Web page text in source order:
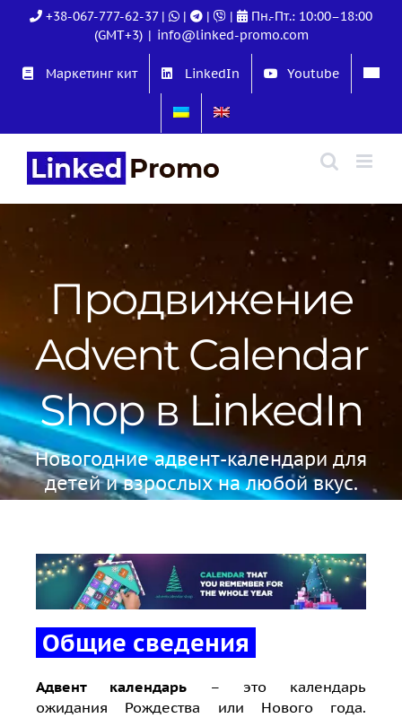
+38-067-777-62-37 | | | |
Пн.-Пт.: 10:00–18:00
(GMT+3) | info@linked-promo.com
Маркетинг кит LinkedIn Youtube
Продвижение
Advent Calendar
Shop в LinkedIn
Новогодние адвент-календари для
детей и взрослых на любой вкус.
Общие сведения
Адвент календарь– это календарь
ожидания Рождества или Нового года.